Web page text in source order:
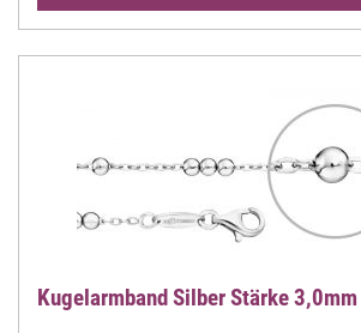
Kugelarmband Silber Stärke 3,0mm